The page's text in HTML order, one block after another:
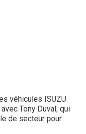
véhicules ISUZU
Tony Duval, qui
de secteur pour